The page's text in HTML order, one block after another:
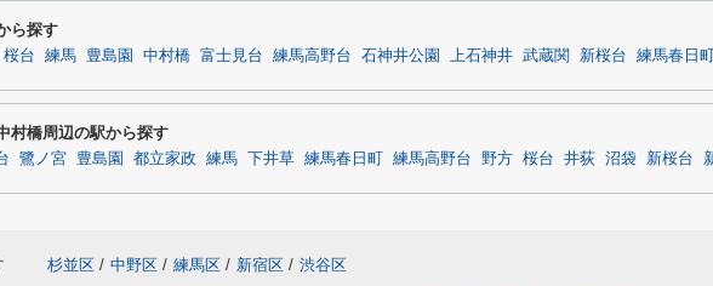
ら探す
桜台 練馬 豊島園 中村橋 富士見台 練馬高野台 石神井公園 上石神井 武蔵関 新桜台 練馬春日町
村橋周辺の駅から探す
鷺ノ宮 豊島園 都立家政 練馬 下井草 練馬春日町 練馬高野台 野方 桜台 井荻 沼袋 新桜台
杉並区 / 中野区 / 練馬区 / 新宿区 / 渋谷区